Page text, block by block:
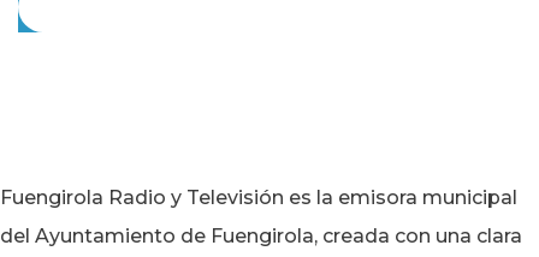
Fuengirola Radio y Televisión es la emisora municipal
del Ayuntamiento de Fuengirola, creada con una clara